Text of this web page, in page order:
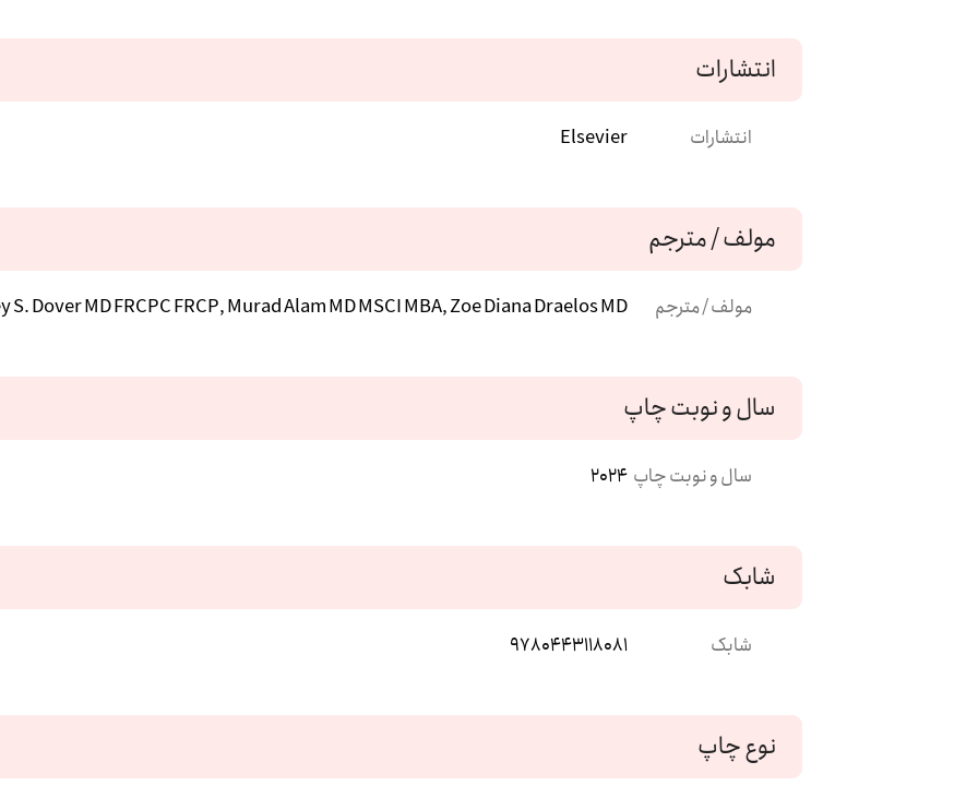
انتشارات
انتشارات Elsevier
مولف / مترجم
مولف / مترجم S. Dover MD FRCPC FRCP, Murad Alam MD MSCI MBA, Zoe Diana Draelos MD
سال و نوبت چاپ
سال و نوبت چاپ 2024
شابک
شابک 9780443118081
نوع چاپ